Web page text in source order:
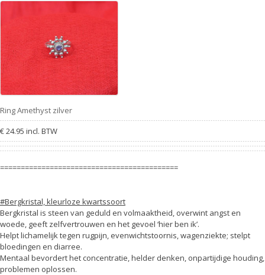
Ring Amethyst zilver
€ 24.95 incl. BTW
===========================================
#Bergkristal, kleurloze kwartssoort
Bergkristal is steen van geduld en volmaaktheid, overwint angst en
woede, geeft zelfvertrouwen en het gevoel ‘hier ben ik’.
Helpt lichamelijk tegen rugpijn, evenwichtstoornis, wagenziekte; stelpt
bloedingen en diarree.
Mentaal bevordert het concentratie, helder denken, onpartijdige houding,
problemen oplossen.